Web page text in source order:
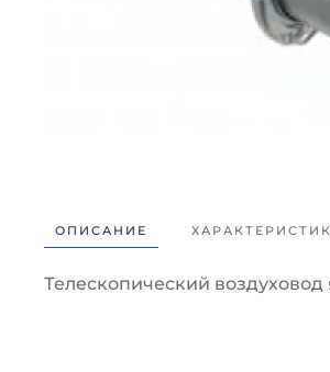
ОПИСАНИЕ
Телескопический